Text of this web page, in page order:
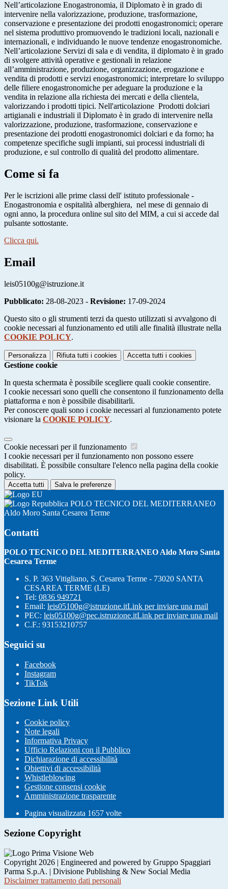
Nell’articolazione Enogastronomia, il Diplomato è in grado di
intervenire nella valorizzazione, produzione, trasformazione,
conservazione e presentazione dei prodotti enogastronomici; operare
nel sistema produttivo promuovendo le tradizioni locali, nazionali e
internazionali, e individuando le nuove tendenze enogastronomiche.
Nell’articolazione Servizi di sala e di vendita, il diplomato è in grado
di svolgere attività operative e gestionali in relazione
all’amministrazione, produzione, organizzazione, erogazione e
vendita di prodotti e servizi enogastronomici; interpretare lo sviluppo
delle filiere enogastronomiche per adeguare la produzione e la
vendita in relazione alla richiesta dei mercati e della clientela,
valorizzando i prodotti tipici. Nell'articolazione Prodotti dolciari
artigianali e industriali il Diplomato è in grado di intervenire nella
valorizzazione, produzione, trasformazione, conservazione e
presentazione dei prodotti enogastronomici dolciari e da forno; ha
competenze specifiche sugli impianti, sui processi industriali di
produzione, e sul controllo di qualità del prodotto alimentare.
Come si fa
Per le iscrizioni alle prime classi dell' istituto professionale -
Enogastronomia e ospitalità alberghiera, nel mese di gennaio di
ogni anno, la procedura online sul sito del MIM, a cui si accede dal
pulsante sottostante.
Clicca qui.
Email
leis05100g@istruzione.it
Pubblicato: 28-08-2023 - Revisione: 17-09-2024
Questo sito o gli strumenti terzi da questo utilizzati si avvalgono di
cookie necessari al funzionamento ed utili alle finalità illustrate nella
COOKIE POLICY.
Personalizza Rifiuta tutti i cookies Accetta tutti i cookies
Gestione cookie
In questa schermata è possibile scegliere quali cookie consentire.
I cookie necessari sono quelli che consentono il funzionamento della
piattaforma e non è possibile disabilitarli.
Per conoscere quali sono i cookie necessari al funzionamento potete
visionare la COOKIE POLICY.
Cookie necessari per il funzionamento
I cookie necessari per il funzionamento non possono essere
disabilitati. È possibile consultare l'elenco nella pagina della cookie
policy.
Accetta tutti Salva le preferenze
POLO TECNICO DEL MEDITERRANEO
Aldo Moro Santa Cesarea Terme
Contatti
POLO TECNICO DEL MEDITERRANEO Aldo Moro Santa
Cesarea Terme
S. P. 363 Vitigliano, S. Cesarea Terme - 73020 SANTA
CESAREA TERME (LE)
Tel: 0836 949721
Email: leis05100g@istruzione.itLink per inviare una mail
PEC: leis05100g@pec.istruzione.itLink per inviare una mail
C.F.: 93153210757
Seguici su
Facebook
Instagram
TikTok
Sezione Link Utili
Cookie policy
Note legali
Informativa Privacy
Ufficio Relazioni con il Pubblico
Dichiarazione di accessibilità
Obiettivi di accessibilità
Whistleblowing
Gestione consensi cookie
Amministrazione trasparente
Pagina visualizzata 1657 volte
Sezione Copyright
Copyright 2026 | Engineered and powered by Gruppo Spaggiari
Parma S.p.A. | Divisione Publishing & New Social Media
Disclaimer trattamento dati personali